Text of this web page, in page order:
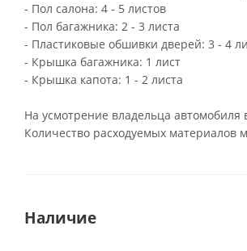
- Пол салона: 4 - 5 листов
- Пол багажника: 2 - 3 листа
- Пластиковые обшивки дверей: 3 - 4
- Крышка багажника: 1 лист
- Крышка капота: 1 - 2 листа
На усмотрение владельца
Количество расходуемых материалов
Наличие